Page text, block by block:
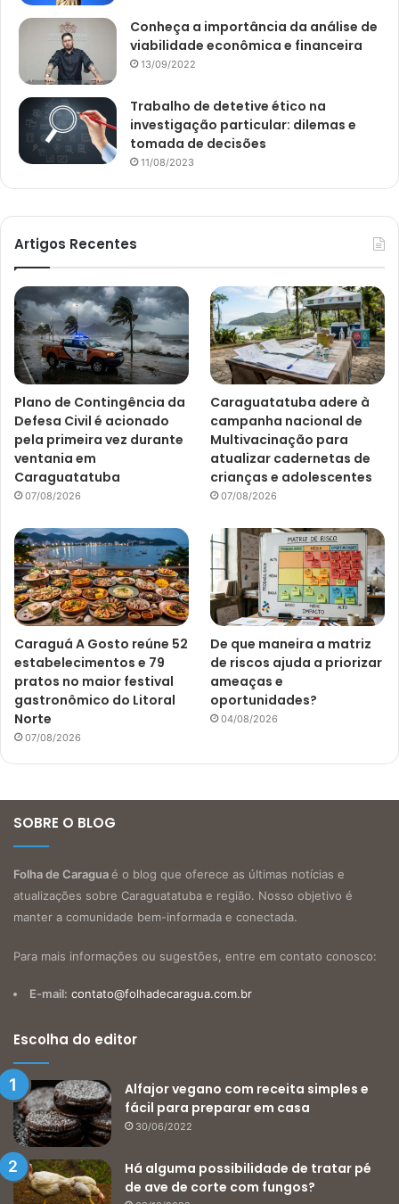
Conheça a importância da análise de
viabilidade econômica e financeira
13/09/2022
Trabalho de detetive ético na
investigação particular: dilemas e
tomada de decisões
11/08/2023
Artigos Recentes
Plano de Contingência da
Defesa Civil é acionado
pela primeira vez durante
ventania em
Caraguatatuba
07/08/2026
Caraguatatuba adere à
campanha nacional de
Multivacinação para
atualizar cadernetas de
crianças e adolescentes
07/08/2026
Caraguá A Gosto reúne 52
estabelecimentos e 79
pratos no maior festival
gastronômico do Litoral
Norte
07/08/2026
De que maneira a matriz
de riscos ajuda a priorizar
ameaças e
oportunidades?
04/08/2026
SOBRE O BLOG
Folha de Caraguaé o blog que oferece as últimas notícias e
atualizações sobre Caraguatatuba e região. Nosso objetivo é
manter a comunidade bem-informada e conectada.
Para mais informações ou sugestões, entre em contato conosco:
E-mail: contato@folhadecaragua.com.br
Escolha do editor
Alfajor vegano com receita simples e
fácil para preparar em casa
30/06/2022
Há alguma possibilidade de tratar pé
de ave de corte com fungos?